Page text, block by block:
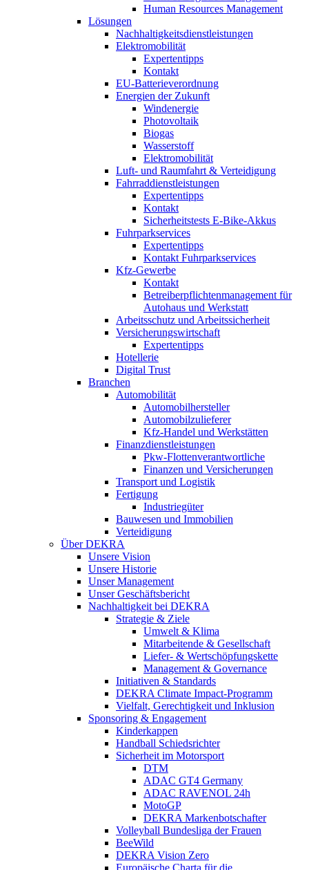
Human Resources Management
Lösungen
Nachhaltigkeitsdienstleistungen
Elektromobilität
Expertentipps
Kontakt
EU-Batterieverordnung
Energien der Zukunft
Windenergie
Photovoltaik
Biogas
Wasserstoff
Elektromobilität
Luft- und Raumfahrt & Verteidigung
Fahrraddienstleistungen
Expertentipps
Kontakt
Sicherheitstests E-Bike-Akkus
Fuhrparkservices
Expertentipps
Kontakt Fuhrparkservices
Kfz-Gewerbe
Kontakt
Betreiberpflichtenmanagement für
Autohaus und Werkstatt
Arbeitsschutz und Arbeitssicherheit
Versicherungswirtschaft
Expertentipps
Hotellerie
Digital Trust
Branchen
Automobilität
Automobilhersteller
Automobilzulieferer
Kfz-Handel und Werkstätten
Finanzdienstleistungen
Pkw‑Flottenverantwortliche
Finanzen und Versicherungen
Transport und Logistik
Fertigung
Industriegüter
Bauwesen und Immobilien
Verteidigung
Über DEKRA
Unsere Vision
Unsere Historie
Unser Management
Unser Geschäftsbericht
Nachhaltigkeit bei DEKRA
Strategie & Ziele
Umwelt & Klima
Mitarbeitende & Gesellschaft
Liefer- & Wertschöpfungskette
Management & Governance
Initiativen & Standards
DEKRA Climate Impact-Programm
Vielfalt, Gerechtigkeit und Inklusion​
Sponsoring & Engagement
Kinderkappen
Handball Schiedsrichter
Sicherheit im Motorsport
DTM
ADAC GT4 Germany
ADAC RAVENOL 24h
MotoGP
DEKRA Markenbotschafter
Volleyball Bundesliga der Frauen
BeeWild
DEKRA Vision Zero
Europäische Charta für die